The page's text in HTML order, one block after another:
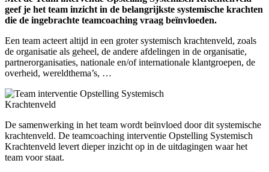
geef je het team inzicht in de belangrijkste systemische krachten
die de ingebrachte teamcoaching vraag beïnvloeden.
Een team acteert altijd in een groter systemisch krachtenveld, zoals
de organisatie als geheel, de andere afdelingen in de organisatie,
partnerorganisaties, nationale en/of internationale klantgroepen, de
overheid, wereldthema’s, …
De samenwerking in het team wordt beïnvloed door dit systemische
krachtenveld. De teamcoaching interventie Opstelling Systemisch
Krachtenveld levert dieper inzicht op in de uitdagingen waar het
team voor staat.